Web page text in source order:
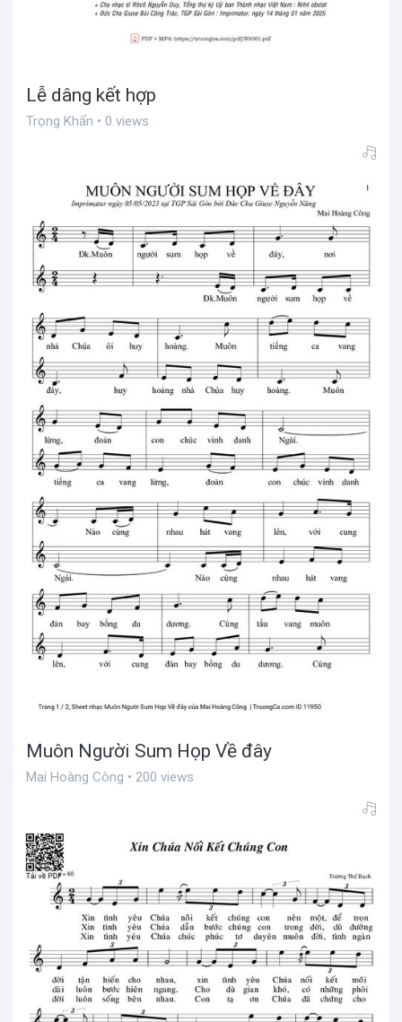
Lễ dâng kết hợp
Trọng Khẩn • 0 views
Muôn Người Sum Họp Về đây
Mai Hoàng Công • 200 views